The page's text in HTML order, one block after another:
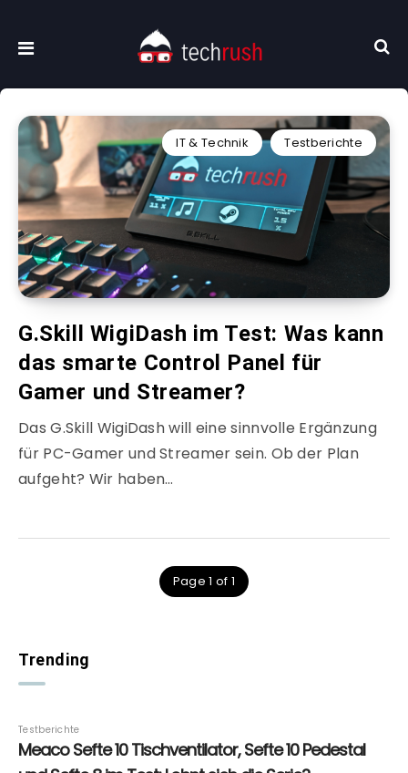
IT & Technik Testberichte
G.Skill WigiDash im Test: Was kann
das smarte Control Panel für
Gamer und Streamer?
Das G.Skill WigiDash will eine sinnvolle Ergänzung
für PC-Gamer und Streamer sein. Ob der Plan
aufgeht? Wir haben…
Page 1 of 1
Trending